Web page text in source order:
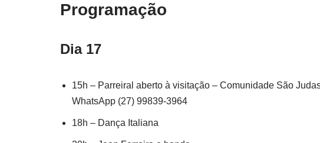
Programação
Dia 17
15h – Parreiral aberto à visitação – Comunidade São
WhatsApp (27) 99839-3964
18h – Dança Italiana